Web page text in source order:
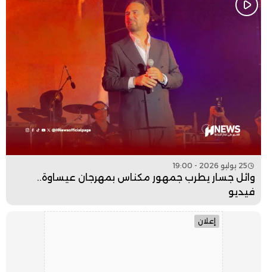
25 يوليو 2026 - 19:00
وائل جسار يطرب جمهور مكناس بمهرجان عيساوة..
فيديو
إعلان